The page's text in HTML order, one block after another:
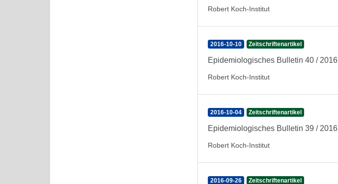
Robert Koch-Institut
2016-10-10 Zeitschriftenartikel
Epidemiologisches Bulletin 40 / 2016
Robert Koch-Institut
2016-10-04 Zeitschriftenartikel
Epidemiologisches Bulletin 39 / 2016
Robert Koch-Institut
2016-09-26 Zeitschriftenartikel